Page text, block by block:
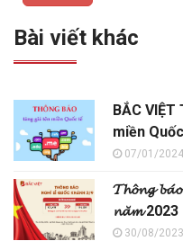
Bài viết khác
BẮC
miền
07/01/
𝓣𝓱𝓸̂𝓷𝓰
𝓷𝓪̆𝓶 2023
30/08/